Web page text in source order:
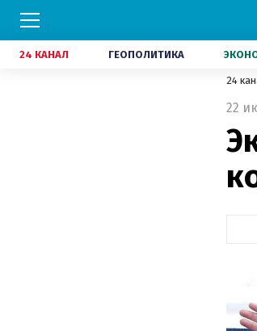
24 КАНАЛ ГЕОПОЛИТИКА
24
22